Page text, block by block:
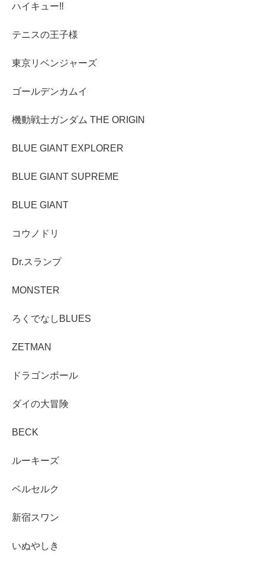
ハイキュー‼︎
テニスの王子様
東京リベンジャーズ
ゴールデンカムイ
機動戦士ガンダム THE ORIGIN
BLUE GIANT EXPLORER
BLUE GIANT SUPREME
BLUE GIANT
コウノドリ
Dr.スランプ
MONSTER
ろくでなしBLUES
ZETMAN
ドラゴンボール
ダイの大冒険
BECK
ルーキーズ
ベルセルク
新宿スワン
いぬやしき